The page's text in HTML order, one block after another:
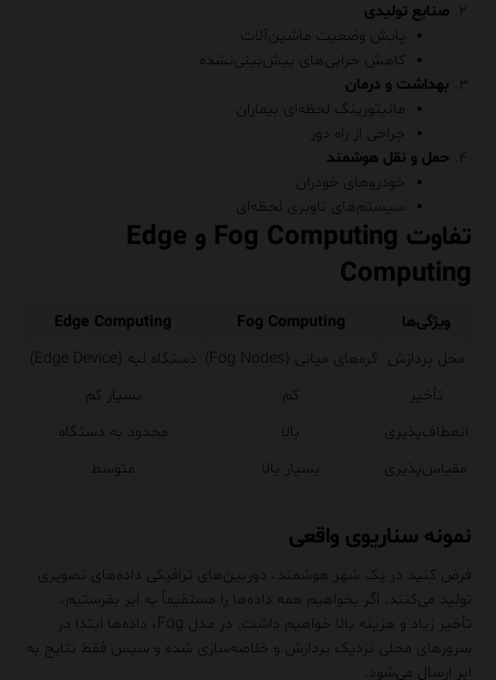
صنایع تولیدی
پایش وضعیت ماشین‌آلات
کاهش خرابی‌های پیش‌بینی‌نشده
بهداشت و درمان
مانیتورینگ لحظه‌ای بیماران
جراحی از راه دور
حمل و نقل هوشمند
خودروهای خودران
سیستم‌های ناوبری لحظه‌ای
تفاوت Fog Computing و Edge
Computing
ویژگی‌ها Fog Computing
Edge Computing
محل پردازش گره‌های میانی (Fog Nodes)
دستگاه لبه (Edge Device)
تأخیر
کم
بسیار کم
انعطاف‌پذیری
بالا
محدود به دستگاه
مقیاس‌پذیری
بسیار بالا متوسط
نمونه سناریوی واقعی
فرض کنید در یک شهر هوشمند، دوربین‌های ترافیکی داده‌های تصویری
تولید می‌کنند. اگر بخواهیم همه داده‌ها را مستقیماً به ابر بفرستیم،
تأخیر زیاد و هزینه بالا خواهیم داشت. در مدل Fog، داده‌ها ابتدا در
سرورهای محلی نزدیک پردازش و خلاصه‌سازی شده و سپس فقط نتایج به
ابر ارسال می‌شود.